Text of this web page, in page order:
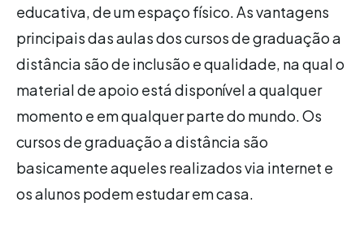
educativa, de um espaço físico. As vantagens
principais das aulas dos cursos de graduação a
distância são de inclusão e qualidade, na qual o
material de apoio está disponível a qualquer
momento e em qualquer parte do mundo. Os
cursos de graduação a distância são
basicamente aqueles realizados via internet e
os alunos podem estudar em casa.